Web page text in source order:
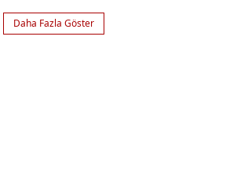
Daha Fazla Göster